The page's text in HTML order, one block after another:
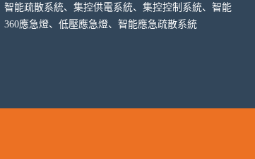
智能疏散系統、集控供電系統、集控控制系統、智能
360應急燈、低壓應急燈、智能應急疏散系統